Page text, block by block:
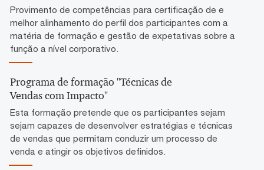
Provimento de competências para certificação de e
melhor alinhamento do perfil dos participantes com a
matéria de formação e gestão de expetativas sobre a
função a nível corporativo.
Programa de formação "Técnicas de
Vendas com Impacto"
Esta formação pretende que os participantes sejam
sejam capazes de desenvolver estratégias e técnicas
de vendas que permitam conduzir um processo de
venda e atingir os objetivos definidos.